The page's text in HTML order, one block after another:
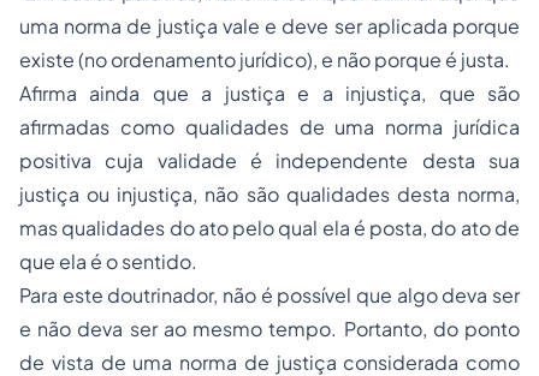
uma norma de justiça vale e deve ser aplicada porque
existe (no ordenamento jurídico), e não porque é justa.
Afirma ainda que a justiça e a injustiça, que são
afirmadas como qualidades de uma norma jurídica
positiva cuja validade é independente desta sua
justiça ou injustiça, não são qualidades desta norma,
mas qualidades do ato pelo qual ela é posta, do ato de
que ela é o sentido.
Para este doutrinador, não é possível que algo deva ser
e não deva ser ao mesmo tempo. Portanto, do ponto
de vista de uma norma de justiça considerada como